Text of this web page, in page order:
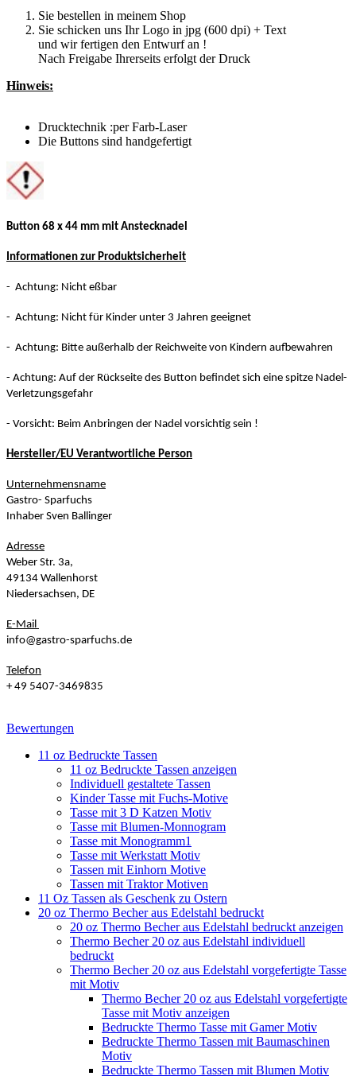
Sie bestellen in meinem Shop
Sie schicken uns Ihr Logo in jpg (600 dpi) + Text
und wir fertigen den Entwurf an !
Nach Freigabe Ihrerseits erfolgt der Druck
Hinweis:
Drucktechnik :per Farb-Laser
Die Buttons sind handgefertigt
Button 68 x 44 mm mit Anstecknadel
Informationen zur Produktsicherheit
- Achtung: Nicht eßbar
- Achtung: Nicht für Kinder unter 3 Jahren geeignet
- Achtung: Bitte außerhalb der Reichweite von Kindern aufbewahren
- Achtung: Auf der Rückseite des Button befindet sich eine spitze Nadel-
Verletzungsgefahr
- Vorsicht: Beim Anbringen der Nadel vorsichtig sein !
Hersteller/EU Verantwortliche Person
Unternehmensname
Gastro- Sparfuchs
Inhaber Sven Ballinger
Adresse
Weber Str. 3a,
49134 Wallenhorst
Niedersachsen, DE
E-Mail
info@gastro-sparfuchs.de
Telefon
+ 49 5407-3469835
Bewertungen
11 oz Bedruckte Tassen
11 oz Bedruckte Tassen anzeigen
Individuell gestaltete Tassen
Kinder Tasse mit Fuchs-Motive
Tasse mit 3 D Katzen Motiv
Tasse mit Blumen-Monnogram
Tasse mit Monogramm1
Tasse mit Werkstatt Motiv
Tassen mit Einhorn Motive
Tassen mit Traktor Motiven
11 Oz Tassen als Geschenk zu Ostern
20 oz Thermo Becher aus Edelstahl bedruckt
20 oz Thermo Becher aus Edelstahl bedruckt anzeigen
Thermo Becher 20 oz aus Edelstahl individuell
bedruckt
Thermo Becher 20 oz aus Edelstahl vorgefertigte Tasse
mit Motiv
Thermo Becher 20 oz aus Edelstahl vorgefertigte
Tasse mit Motiv anzeigen
Bedruckte Thermo Tasse mit Gamer Motiv
Bedruckte Thermo Tassen mit Baumaschinen
Motiv
Bedruckte Thermo Tassen mit Blumen Motiv